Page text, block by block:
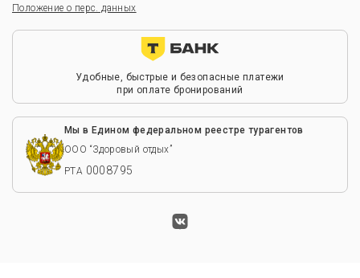
Положение о перс. данных
Удобные, быстрые и безопасные платежи
при оплате бронирований
Мы в Едином федеральном реестре турагентов
ООО “Здоровый отдых”
РТА 0008795